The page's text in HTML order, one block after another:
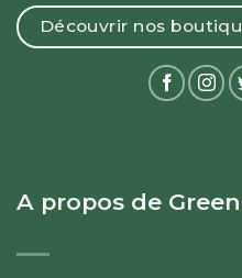
Découvrir nos
A propos de